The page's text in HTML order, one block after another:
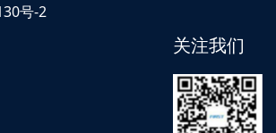
号-2
关注我们